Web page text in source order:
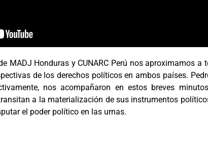
MADJ Honduras y CUNARC Perú nos aproximamos a
de los derechos políticos en ambos países.
nos acompañaron en estos breves
a la materialización de sus instrumentos
el poder político en las urnas.